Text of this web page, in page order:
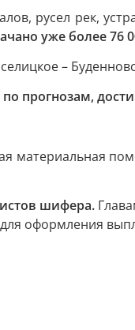
русел рек,
уже более 76
–
прогнозам,
материальная
шифера.
оформления